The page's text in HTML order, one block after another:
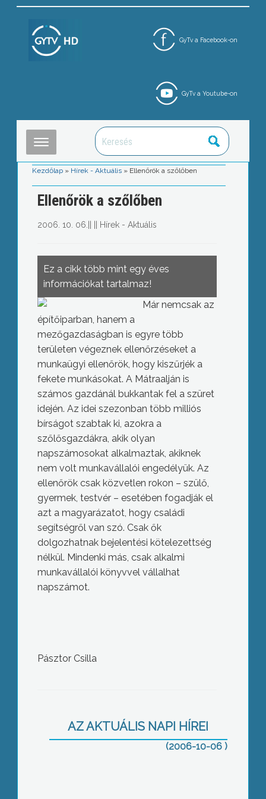
GyTv a Facebook-on
GyTv a Youtube-on
Kezdőlap » Hírek - Aktuális » Ellenőrök a szőlőben
Ellenőrök a szőlőben
2006. 10. 06. Hírek - Aktuális
Ez a cikk több mint egy éves
információkat tartalmaz!
Már nemcsak az
építőiparban, hanem a
mezőgazdaságban is egyre több
területen végeznek ellenőrzéseket a
munkaügyi ellenőrök, hogy kiszűrjék a
fekete munkásokat. A Mátraalján is
számos gazdánál bukkantak fel a szüret
idején. Az idei szezonban több milliós
bírságot szabtak ki, azokra a
szőlősgazdákra, akik olyan
napszámosokat alkalmaztak, akiknek
nem volt munkavállalói engedélyük. Az
ellenőrök csak közvetlen rokon – szülő,
gyermek, testvér – esetében fogadják el
azt a magyarázatot, hogy családi
segítségről van szó. Csak ők
dolgozhatnak bejelentési kötelezettség
nélkül. Mindenki más, csak alkalmi
munkavállalói könyvvel vállalhat
napszámot.
Pásztor Csilla
AZ AKTUÁLIS NAPI HÍREI
(2006-10-06 )